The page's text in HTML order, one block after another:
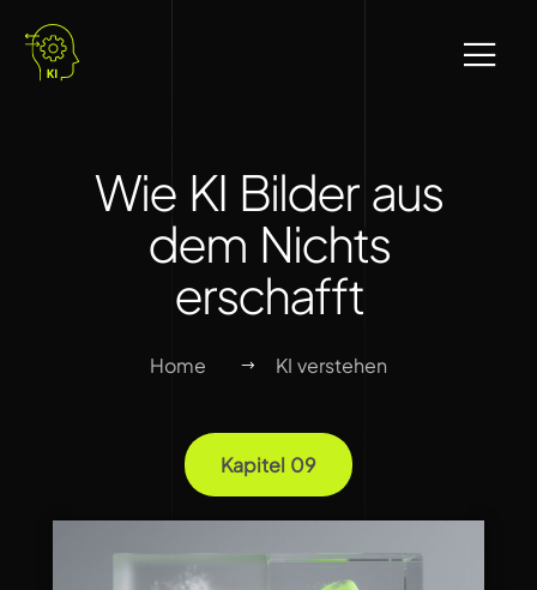
Wie KI Bilder aus
dem Nichts
erschafft
Home KI verstehen
Kapitel 09